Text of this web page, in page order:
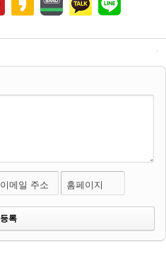
이메일 주소 홈페이지